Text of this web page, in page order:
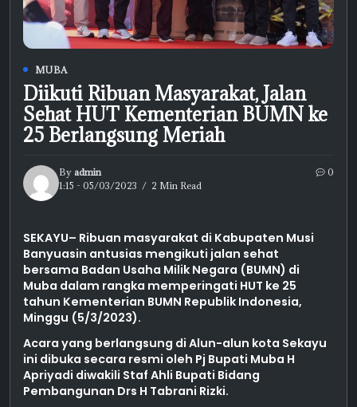
MUBA
Diikuti Ribuan Masyarakat, Jalan
Sehat HUT Kementerian BUMN ke
25 Berlangsung Meriah
By admin
1:15 - 05/03/2023
2 Min Read
0
SEKAYU– Ribuan masyarakat di Kabupaten Musi
Banyuasin antusias mengikuti jalan sehat
bersama Badan Usaha Milik Negara (BUMN) di
Muba dalam rangka memperingati HUT ke 25
tahun Kementerian BUMN Republik Indonesia,
Minggu (5/3/2023).
Acara yang berlangsung di Alun-alun kota Sekayu
ini dibuka secara resmi oleh Pj Bupati Muba H
Apriyadi diwakili Staf Ahli Bupati Bidang
Pembangunan Drs H Tabrani Rizki.